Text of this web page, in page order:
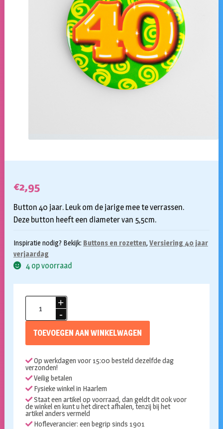
€2,95
Button 40 jaar. Leuk om de jarige mee te verrassen.
Deze button heeft een diameter van 5,5cm.
Inspiratie nodig? Bekijk: Buttons en rozetten, Versiering 40 jaar
verjaardag
4 op voorraad
TOEVOEGEN AAN WINKELWAGEN
Op werkdagen voor 15:00 besteld dezelfde dag
verzonden!
Veilig betalen
Fysieke winkel in Haarlem
Staat een artikel op voorraad, dan geldt dit ook voor
de winkel en kunt u het direct afhalen, tenzij bij het
artikel anders vermeld
Hofleverancier: een begrip sinds 1901